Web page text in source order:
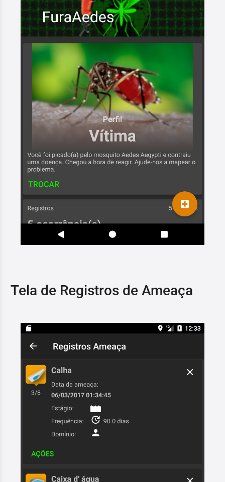
Tela de Registros de Ameaça